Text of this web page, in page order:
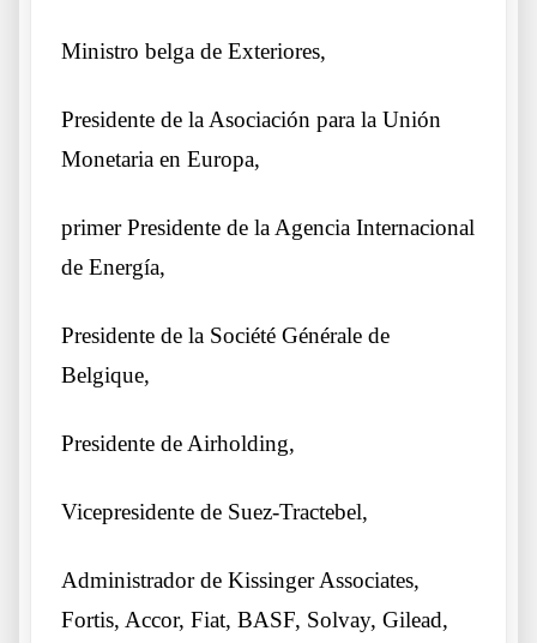
Ministro belga de Exteriores,
Presidente de la Asociación para la Unión
Monetaria en Europa,
primer Presidente de la Agencia Internacional
de Energía,
Presidente de la Société Générale de
Belgique,
Presidente de Airholding,
Vicepresidente de Suez-Tractebel,
Administrador de Kissinger Associates,
Fortis, Accor, Fiat, BASF, Solvay, Gilead,